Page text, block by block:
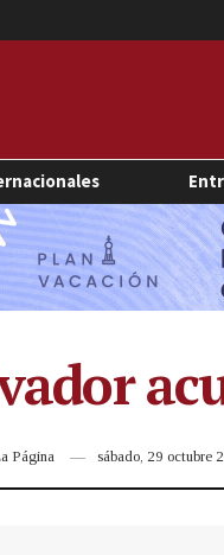
Página sábado, 29 octubre